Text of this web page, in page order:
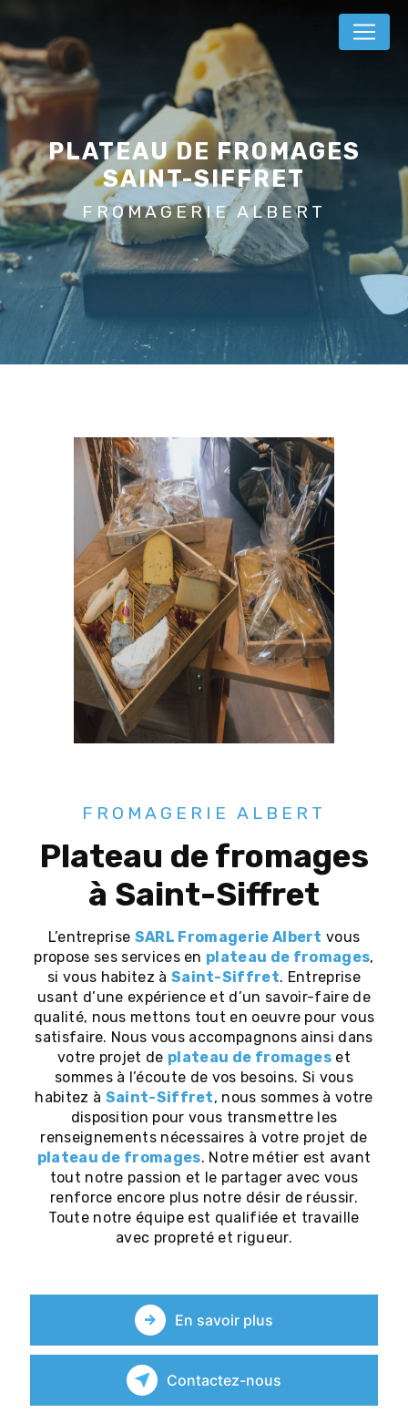
PLATEAU DE FROMAGES
SAINT-SIFFRET
FROMAGERIE ALBERT
FROMAGERIE ALBERT
plateau de fromages
à Saint-Siffret
L’entreprise SARL Fromagerie Albert vous
propose ses services en plateau de fromages,
si vous habitez à Saint-Siffret. Entreprise
usant d’une expérience et d’un savoir-faire de
qualité, nous mettons tout en oeuvre pour vous
satisfaire. Nous vous accompagnons ainsi dans
votre projet de plateau de fromages et
sommes à l’écoute de vos besoins. Si vous
habitez à Saint-Siffret, nous sommes à votre
disposition pour vous transmettre les
renseignements nécessaires à votre projet de
plateau de fromages. Notre métier est avant
tout notre passion et le partager avec vous
renforce encore plus notre désir de réussir.
Toute notre équipe est qualifiée et travaille
avec propreté et rigueur.
En savoir plus
Contactez-nous